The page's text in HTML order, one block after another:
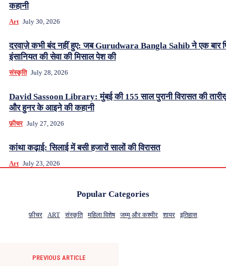
कहानी
Art July 30, 2026
दरवाज़े कभी बंद नहीं हुए: जब Gurudwara Bangla Sahib ने एक बार
इंसानियत की सेवा की मिसाल पेश की
संस्कृति July 28, 2026
David Sassoon Library: मुंबई की 155 साल पुरानी विरासत की
और हुनर के आइने की कहानी
फ़ीचर July 27, 2026
कांथा कढ़ाई: सिलाई में बसी हजारों सालों की विरासत
Art July 23, 2026
Popular Categories
फ़ीचर ART संस्कृति महिला विशेष जम्मू और कश्मीर शायर इतिहास
PREVIOUS ARTICLE